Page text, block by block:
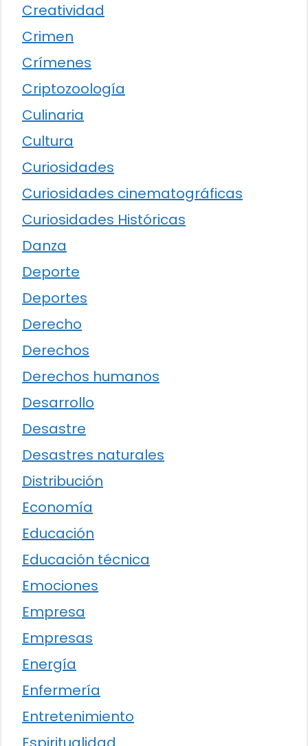
Creatividad
Crimen
Crímenes
Criptozoología
Culinaria
Cultura
Curiosidades
Curiosidades cinematográficas
Curiosidades Históricas
Danza
Deporte
Deportes
Derecho
Derechos
Derechos humanos
Desarrollo
Desastre
Desastres naturales
Distribución
Economía
Educación
Educación técnica
Emociones
Empresa
Empresas
Energía
Enfermería
Entretenimiento